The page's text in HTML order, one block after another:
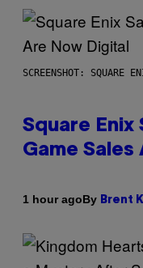
SCREENSHOT: SQUARE
Square
Game Sales
1 hour agoBy Brent